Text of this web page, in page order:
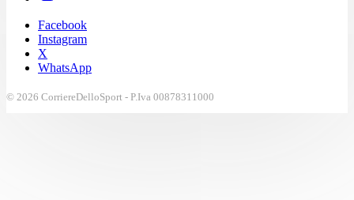
Facebook
Instagram
X
WhatsApp
© 2026 CorriereDelloSport - P.Iva 00878311000